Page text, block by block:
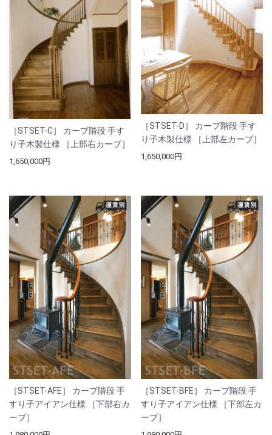
［STSET-C］ カーブ階段 手す
り子木製仕様 ［上部右カーブ］
1,650,000円
［STSET-D］ カーブ階段 手す
り子木製仕様 ［上部左カーブ］
1,650,000円
［STSET-AFE］ カーブ階段 手
すり子アイアン仕様 ［下部右カ
ーブ］
［STSET-BFE］ カーブ階段 手
すり子アイアン仕様 ［下部左カ
ーブ］